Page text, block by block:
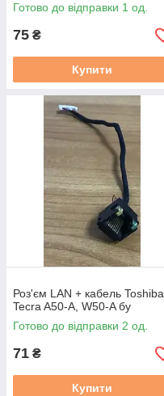
Готово до відправки 1 од.
75 ₴
Купити
Роз'єм LAN + кабель Toshiba
Tecra A50-A, W50-A бу
Готово до відправки 2 од.
71 ₴
Купити